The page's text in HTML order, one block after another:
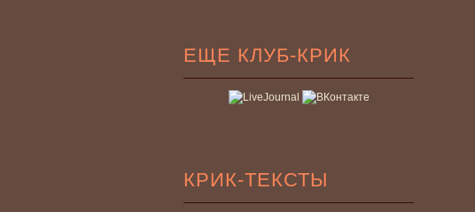
ЕЩЕ КЛУБ-КРИК
КРИК-ТЕКСТЫ